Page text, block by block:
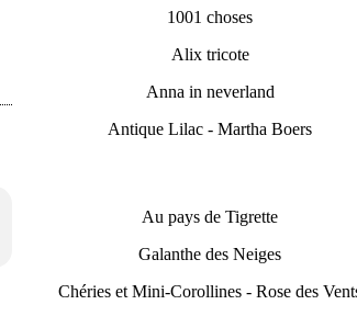
1001 choses
Alix tricote
Anna in neverland
Antique Lilac - Martha Boers
Au pays de Tigrette
Galanthe des Neiges
Chéries et Mini-Corollines - Rose des